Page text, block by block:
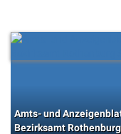
Amts- und
Bezirksamt Rothenburg